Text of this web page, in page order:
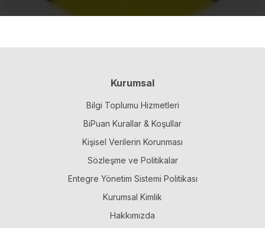
Kurumsal
Bilgi Toplumu Hizmetleri
BiPuan Kurallar & Koşullar
Kişisel Verilerin Korunması
Sözleşme ve Politikalar
Entegre Yönetim Sistemi Politikası
Kurumsal Kimlik
Hakkımızda